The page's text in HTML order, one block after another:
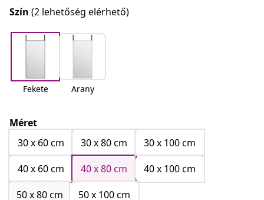
Szín (2 lehetőség elérhető)
Fekete Arany
Méret
30 x 60 cm
30 x 80 cm
30 x 100 cm
40 x 60 cm
40 x 80 cm
40 x 100 cm
50 x 80 cm
50 x 100 cm